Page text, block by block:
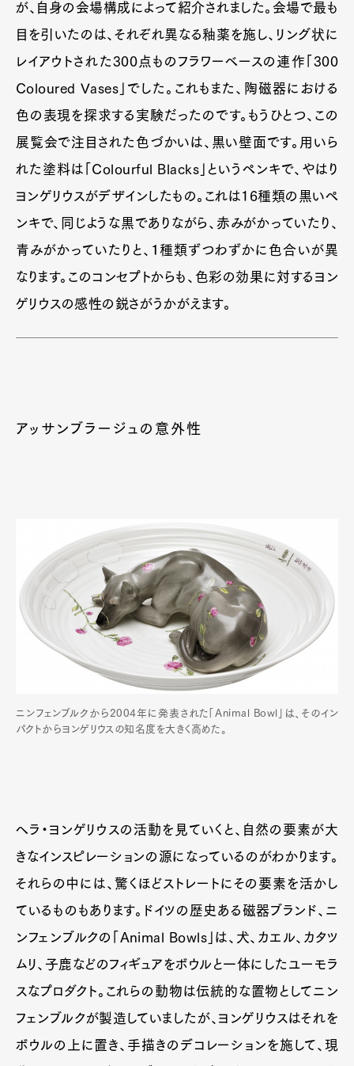
が、自身の会場構成によって紹介されました。会場で最も
目を引いたのは、それぞれ異なる釉薬を施し、リング状に
レイアウトされた300点ものフラワーベースの連作「300
Coloured Vases」でした。これもまた、陶磁器における
色の表現を探求する実験だったのです。もうひとつ、この
展覧会で注目された色づかいは、黒い壁面です。用いら
れた塗料は「Colourful Blacks」というペンキで、やはり
ヨンゲリウスがデザインしたもの。これは16種類の黒いペ
ンキで、同じような黒でありながら、赤みがかっていたり、
青みがかっていたりと、１種類ずつわずかに色合いが異
なります。このコンセプトからも、色彩の効果に対するヨン
ゲリウスの感性の鋭さがうかがえます。
アッサンブラージュの意外性
ニンフェンブルクから2004年に発表された「Animal Bowl」は、そのイン
パクトからヨンゲリウスの知名度を大きく高めた。
ヘラ・ヨンゲリウスの活動を見ていくと、自然の要素が大
きなインスピレーションの源になっているのがわかります。
それらの中には、驚くほどストレートにその要素を活かし
ているものもあります。ドイツの歴史ある磁器ブランド、ニ
ンフェンブルクの「Animal Bowls」は、犬、カエル、カタツ
ムリ、子鹿などのフィギュアをボウルと一体にしたユーモラ
スなプロダクト。これらの動物は伝統的な置物としてニン
フェンブルクが製造していましたが、ヨンゲリウスはそれを
ボウルの上に置き、手描きのデコレーションを施して、現